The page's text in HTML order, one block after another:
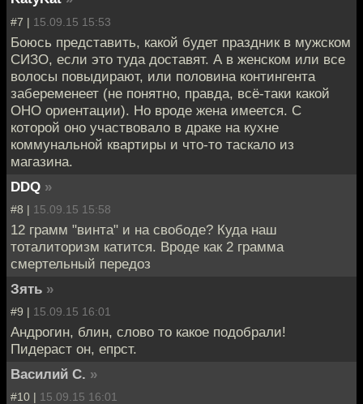
#7 | 15.09.15 15:53
Боюсь представить, какой будет праздник в мужском
СИЗО, если это туда доставят. А в женском или все
волосы повыдирают, или половина контингента
забеременеет (не понятно, правда, всё-таки какой
ОНО ориентации). Но вроде жена имеется. С
которой оно участвовало в драке на кухне
коммунальной квартиры и что-то таскало из
магазина.
DDQ »
#8 | 15.09.15 15:58
12 грамм "винта" и на свободе? Куда наш
тоталиторизм катится. Вроде как 2 грамма
смертельный передоз
Зять »
#9 | 15.09.15 16:01
Андрогин, блин, слово то какое подобрали!
Пидераст он, епрст.
Василий С. »
#10 | 15.09.15 16:01